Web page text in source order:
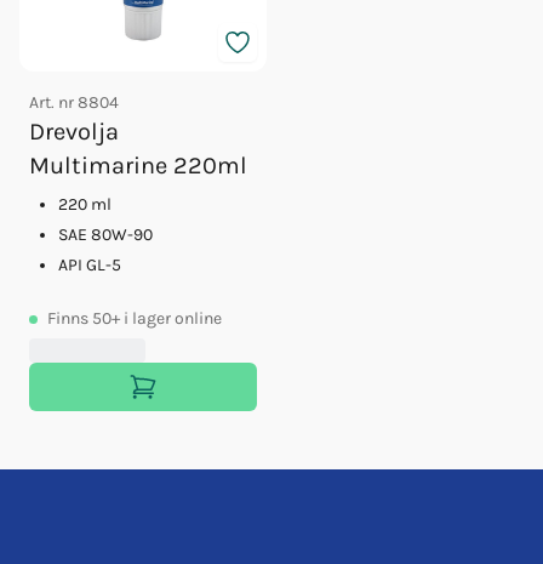
Art. nr8804
Drevolja
Multimarine 220ml
220 ml
SAE 80W-90
API GL-5
Finns 50+ i lager online